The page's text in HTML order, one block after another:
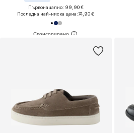
Първоначално: 99,90 €
Последна най-ниска цена:74,90 €